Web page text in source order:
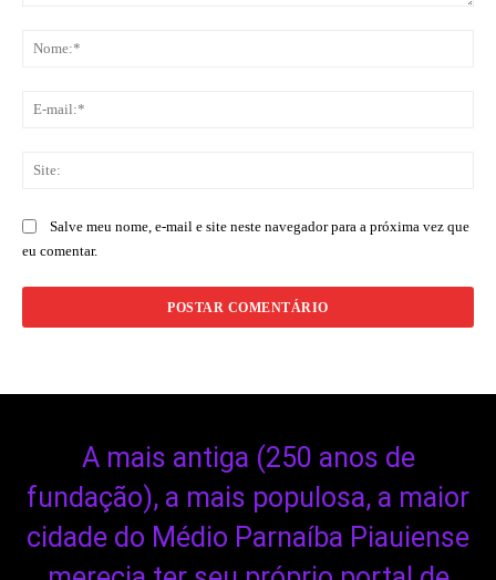
Salve meu nome, e-mail e site neste navegador para a próxima vez que
eu comentar.
A mais antiga (250 anos de
fundação), a mais populosa, a maior
cidade do Médio Parnaíba Piauiense